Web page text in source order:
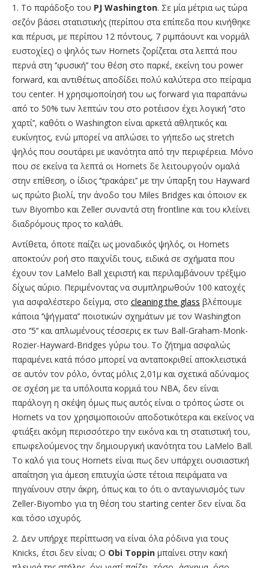
1. Το παράδοξο του PJ Washington. Σε μία μέτρια ως τώρα
σεζόν βάσει στατιστικής (περίπου στα επίπεδα που κινήθηκε
και πέρυσι, με περίπου 12 πόντους, 7 ριμπάουντ και νορμάλ
ευστοχίες) ο ψηλός των Hornets ζορίζεται στα λεπτά που
περνά στη ‘’φυσική’’ του θέση στο παρκέ, εκείνη του power
forward, και αντιθέτως αποδίδει πολύ καλύτερα στο πείραμα
του center. Η χρησιμοποίησή του ως forward για παραπάνω
από το 50% των λεπτών του στο ροτέισον έχει λογική ‘’στο
χαρτί’’, καθότι ο Washington είναι αρκετά αθλητικός και
ευκίνητος, ενώ μπορεί να απλώσει το γήπεδο ως stretch
ψηλός που σουτάρει με ικανότητα από την περιφέρεια. Μόνο
που σε εκείνα τα λεπτά οι Hornets δε λειτουργούν ομαλά
στην επίθεση, ο ίδιος ‘’τρακάρει’’ με την ύπαρξη του Hayward
ως πρώτο βιολί, την άνοδο του Miles Bridges και όποιον εκ
των Biyombo και Zeller συναντά στη frontline και του κλείνει
διαδρόμους προς το καλάθι.
Αντίθετα, όποτε παίζει ως μοναδικός ψηλός, οι Hornets
αποκτούν ροή στο παιχνίδι τους, ειδικά σε σχήματα που
έχουν τον LaMelo Ball χειριστή και περιλαμβάνουν τρέξιμο
δίχως αύριο. Περιμένοντας να συμπληρωθούν 100 κατοχές
για ασφαλέστερο δείγμα, στο cleaning the glass βλέπουμε
κάποια ‘’ψήγματα’’ ποιοτικών σχημάτων με τον Washington
στο ‘’5’’ και απλωμένους τέσσερις εκ των Ball-Graham-Monk-
Rozier-Hayward-Bridges γύρω του. To ζήτημα ασφαλώς
παραμένει κατά πόσο μπορεί να ανταποκριθεί αποκλειστικά
σε αυτόν τον ρόλο, όντας μόλις 2,01μ και σχετικά αδύναμος
σε σχέση με τα υπόλοιπα κορμιά του ΝΒΑ, δεν είναι
παράλογη η σκέψη όμως πως αυτός είναι ο τρόπος ώστε οι
Hornets να τον χρησιμοποιούν αποδοτικότερα και εκείνος να
φτιάξει ακόμη περισσότερο την εικόνα και τη στατιστική του,
επωφελούμενος την δημιουργική ικανότητα του LaMelo Ball.
Το καλό για τους Hornets είναι πως δεν υπάρχει ουσιαστική
απαίτηση για άμεση επιτυχία ώστε τέτοια πειράματα να
πηγαίνουν στην άκρη, όπως και το ότι ο ανταγωνισμός των
Zeller-Biyombo για τη θέση του starting center δεν είναι δα
και τόσο ισχυρός.
2. Δεν υπήρχε περίπτωση να είναι όλα ρόδινα για τους
Knicks, έτσι δεν είναι; O Obi Toppin μπαίνει στην κακή